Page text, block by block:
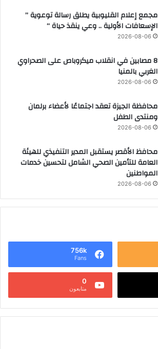
مجمع إعلام القليوبية يطلق رسالة توعوية ”
الإسعافات الأولية .. وعي ينقذ حياة “
2026-08-06
8 مصابين في انقلاب ميكروباص على الصحراوي
الغربي بالمنيا
2026-08-06
محافظة الجيزة تعقد اجتماعًا لأعضاء برلمان
ومنتدى الطفل
2026-08-06
محافظ الأقصر يستقبل المدير التنفيذي للهيئة
العامة للتأمين الصحي الشامل لتحسين خدمات
المواطنين
2026-08-06
756k
Fans
0
متابعون